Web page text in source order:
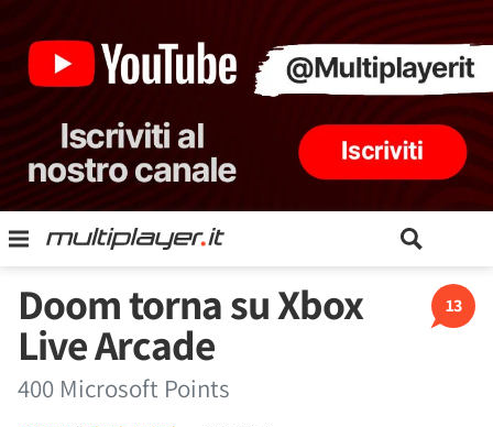
13
Doom torna su Xbox
Live Arcade
400 Microsoft Points